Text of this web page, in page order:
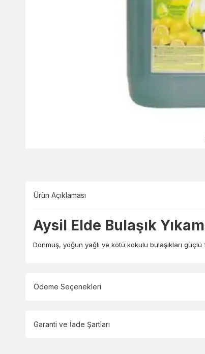
Ürün Açıklaması
Aysil Elde Bulaşık
Donmuş, yoğun yağlı ve kötü kokulu bulaşıkları
Ödeme Seçenekleri
Garanti ve İade Şartları